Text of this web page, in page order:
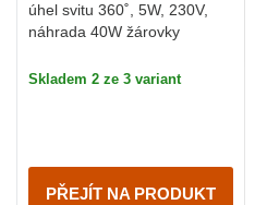
úhel svitu 360˚, 5W, 230V,
náhrada 40W žárovky
Skladem 2 ze 3 variant
PŘEJÍT NA PRODUKT